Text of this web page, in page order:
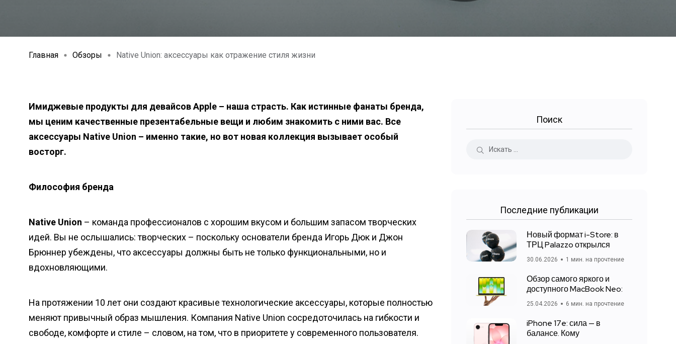
Главная Обзоры Native Union: аксессуары как отражение стиля жизни
Имиджевые продукты для девайсов Apple – наша страсть. Как истинные фанаты бренда,
мы ценим качественные презентабельные вещи и любим знакомить с ними вас. Все
аксессуары Native Union – именно такие, но вот новая коллекция вызывает особый
восторг.
Философия бренда
Native Union – команда профессионалов с хорошим вкусом и большим запасом творческих
идей. Вы не ослышались: творческих – поскольку основатели бренда Игорь Дюк и Джон
Брюннер убеждены, что аксессуары должны быть не только функциональными, но и
вдохновляющими.
На протяжении 10 лет они создают красивые технологические аксессуары, которые полностью
меняют привычный образ мышления. Компания Native Union сосредоточилась на гибкости и
свободе, комфорте и стиле – словом, на том, что в приоритете у современного пользователя.
Поиск
Последние публикации
Новый формат i-Store: в
ТРЦ Palazzo открылся
30.06.2026 1 мин. на прочтение
Обзор самого яркого и
доступного MacBook Neo:
25.04.2026 6 мин. на прочтение
iPhone 17e: сила — в
балансе. Кому